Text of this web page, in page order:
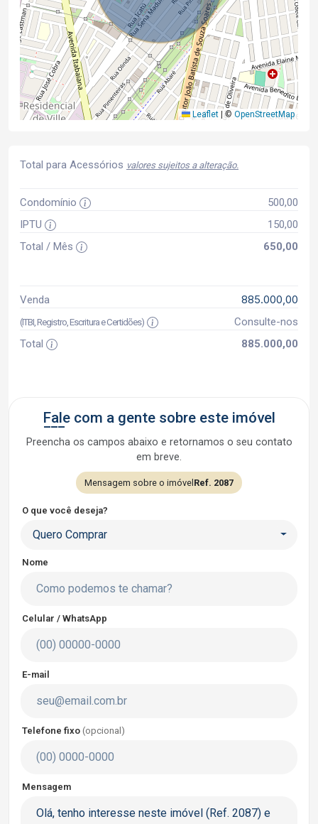
Leaflet | © OpenStreetMap
Total para Acessórios valores sujeitos a alteração.
Condomínio
500,00
IPTU
150,00
Total / Mês
650,00
Venda 885.000,00
(ITBI, Registro, Escritura e Certidões)
Consulte-nos
Total
885.000,00
Fale com a gente sobre este imóvel
Preencha os campos abaixo e retornamos o seu contato
em breve.
Mensagem sobre o imóvelRef. 2087
O que você deseja?
Quero Comprar
Nome
Celular / WhatsApp
E-mail
Telefone fixo (opcional)
Mensagem